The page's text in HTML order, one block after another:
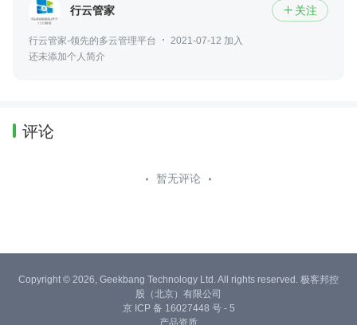
行云管家  关注
行云管家-领先的多云管理平台
2021-07-12 加入
还未添加个人简介
评论
暂无评论
Copyright © 2026, Geekbang Technology Ltd. All rights reserved. 极客邦控
股（北京）有限公司
京 ICP 备 16027448 号 - 5
产品资质